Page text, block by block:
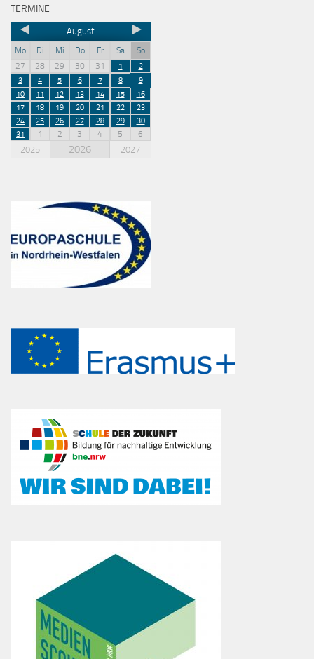
TERMINE
August
Mo Di Mi Do Fr Sa
So
27
28 29 30 31 1
2
3
4 5 6 7 8
9
10
11 12 13 14 15
16
17
18 19 20 21 22
23
24
25 26 27 28 29
30
31
1 2 3 4 5 6
2025 2026 2027